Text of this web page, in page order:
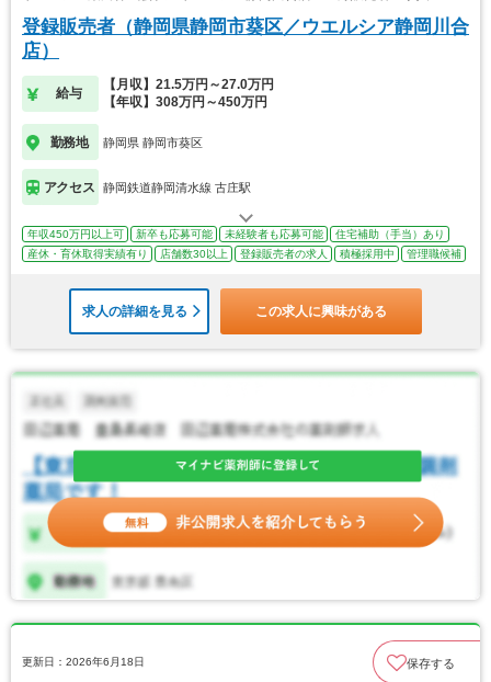
登録販売者（静岡県静岡市葵区／ウエルシア静岡川合
店）
給与
【月収】21.5万円～27.0万円
【年収】308万円～450万円
勤務地 静岡県 静岡市葵区
アクセス 静岡鉄道静岡清水線 古庄駅
年収450万円以上可 新卒も応募可能 未経験者も応募可能
住宅補助（手当）あり
産休・育休取得実績有り
店舗数30以上 登録販売者の求人 積極採用中 管理職候補
求人の詳細を見る この求人に興味がある
更新日：2026年6月18日 保存する